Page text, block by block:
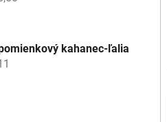
kahanec-ľalia